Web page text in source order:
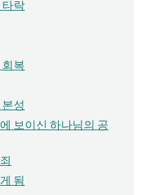
타락
회복
성
보이신 하나님의 공
됨